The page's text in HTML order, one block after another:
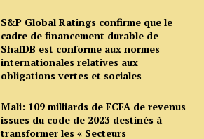
S&P Global Ratings confirme que le
cadre de financement durable de
ShafDB est conforme aux normes
internationales relatives aux
obligations vertes et sociales
Mali: 109 milliards de FCFA de revenus
issues du code de 2023 destinés à
transformer les « Secteurs